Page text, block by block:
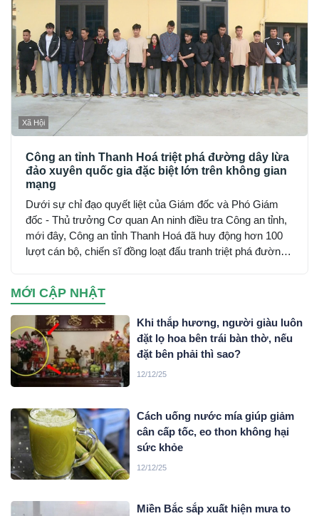
Xã Hội
Công an tỉnh Thanh Hoá triệt phá đường dây lừa
đảo xuyên quốc gia đặc biệt lớn trên không gian
mạng
Dưới sự chỉ đạo quyết liệt của Giám đốc và Phó Giám
đốc - Thủ trưởng Cơ quan An ninh điều tra Công an tỉnh,
mới đây, Công an tỉnh Thanh Hoá đã huy động hơn 100
lượt cán bộ, chiến sĩ đồng loạt đấu tranh triệt phá đường
điện tử lừa đảo chiếm đoạt tài sản trên không gian mạng
xuyên quốc gia do đối tượng Mai Văn Tới, sinh năm 2001
trú tại xã Nga Sơn, tỉnh Thanh Hoá cầm đầu…
MỚI CẬP NHẬT
Khi thắp hương, người giàu luôn
đặt lọ hoa bên trái bàn thờ, nếu
đặt bên phải thì sao?
12/12/25
Cách uống nước mía giúp giảm
cân cấp tốc, eo thon không hại
sức khỏe
12/12/25
Miền Bắc sắp xuất hiện mưa to